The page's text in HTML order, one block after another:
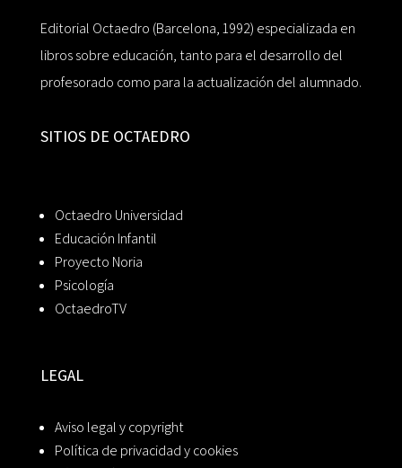
Editorial Octaedro (Barcelona, 1992) especializada en
libros sobre educación, tanto para el desarrollo del
profesorado como para la actualización del alumnado.
SITIOS DE OCTAEDRO
Octaedro Universidad
Educación Infantil
Proyecto Noria
Psicología
OctaedroTV
LEGAL
Aviso legal y copyright
Política de privacidad y cookies